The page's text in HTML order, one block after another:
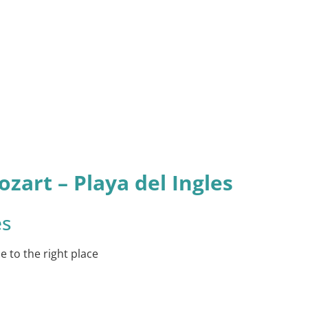
– Playa del Ingles
to the right place